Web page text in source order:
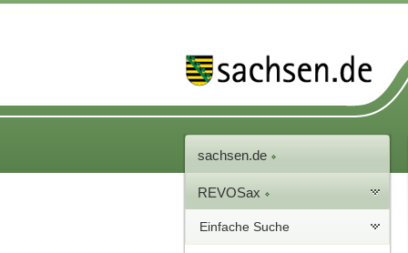
sachsen.de
REVOSax
Einfache Suche